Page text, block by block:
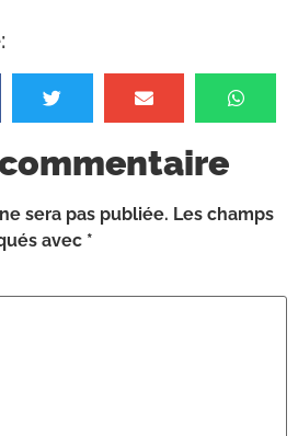
sera pas publiée. Les champs
avec *